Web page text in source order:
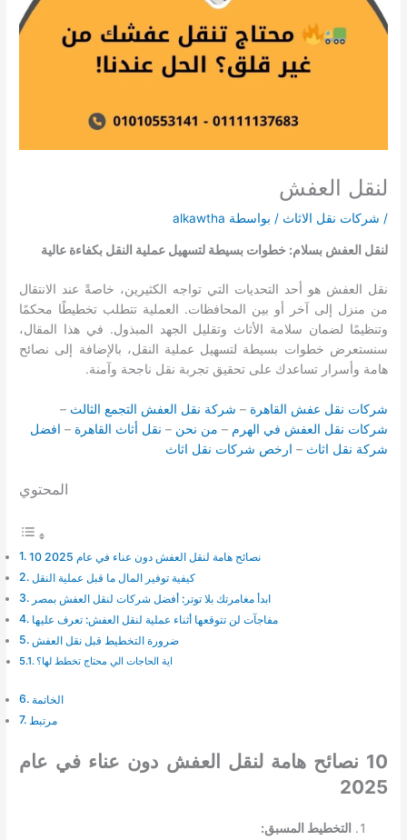
لنقل العفش
/ شركات نقل الاثاث / بواسطة alkawtha
لنقل العفش بسلام: خطوات بسيطة لتسهيل عملية النقل بكفاءة عالية
نقل العفش هو أحد التحديات التي تواجه الكثيرين، خاصةً عند الانتقال
من منزل إلى آخر أو بين المحافظات. العملية تتطلب تخطيطًا محكمًا
وتنظيمًا لضمان سلامة الأثاث وتقليل الجهد المبذول. في هذا المقال،
سنستعرض خطوات بسيطة لتسهيل عملية النقل، بالإضافة إلى نصائح
هامة وأسرار تساعدك على تحقيق تجربة نقل ناجحة وآمنة.
شركات نقل عفش القاهرة – شركة نقل العفش التجمع الثالث –
شركات نقل العفش في الهرم – من نحن – نقل أثاث القاهرة – افضل
شركة نقل اثاث – ارخص شركات نقل اثاث
المحتوي
10 نصائح هامة لنقل العفش دون عناء في عام 2025
كيفية توفير المال ما قبل عملية النقل
ابدأ مغامرتك بلا توتر: أفضل شركات لنقل العفش بمصر
مفاجآت لن تتوقعها أثناء عملية لنقل العفش: تعرف عليها
ضرورة التخطيط قبل نقل العفش
اية الحاجات الي محتاج تخطط لها؟
الخاتمة
مرتبط
10 نصائح هامة لنقل العفش دون عناء في عام
2025
التخطيط المسبق: